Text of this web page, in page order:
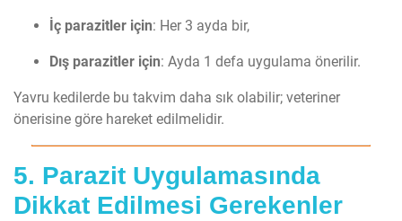
İç parazitler için: Her 3 ayda bir,
Dış parazitler için: Ayda 1 defa uygulama önerilir.
Yavru kedilerde bu takvim daha sık olabilir; veteriner
önerisine göre hareket edilmelidir.
5. Parazit Uygulamasında
Dikkat Edilmesi Gerekenler